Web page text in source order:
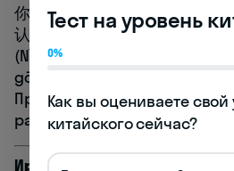
你好！我叫安娜。我来自俄罗
认识你很高兴！
(Nǐ hǎo! Wǒ jiào Ānna. Wǒ lái zì
gōngzuò shì fānyì. Rènshi nǐ
Привет! Меня зовут Анна. Я
работа — переводчик. Рад(а)
Ирина Сергеева,
Тест на уровень
0%
Как вы оцениваете свой
китайского сейчас?